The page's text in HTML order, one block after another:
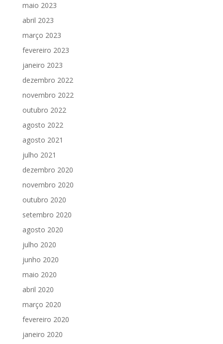
maio 2023
abril 2023
março 2023
fevereiro 2023
janeiro 2023
dezembro 2022
novembro 2022
outubro 2022
agosto 2022
agosto 2021
julho 2021
dezembro 2020
novembro 2020
outubro 2020
setembro 2020
agosto 2020
julho 2020
junho 2020
maio 2020
abril 2020
março 2020
fevereiro 2020
janeiro 2020